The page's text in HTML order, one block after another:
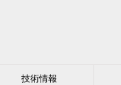
技術情報